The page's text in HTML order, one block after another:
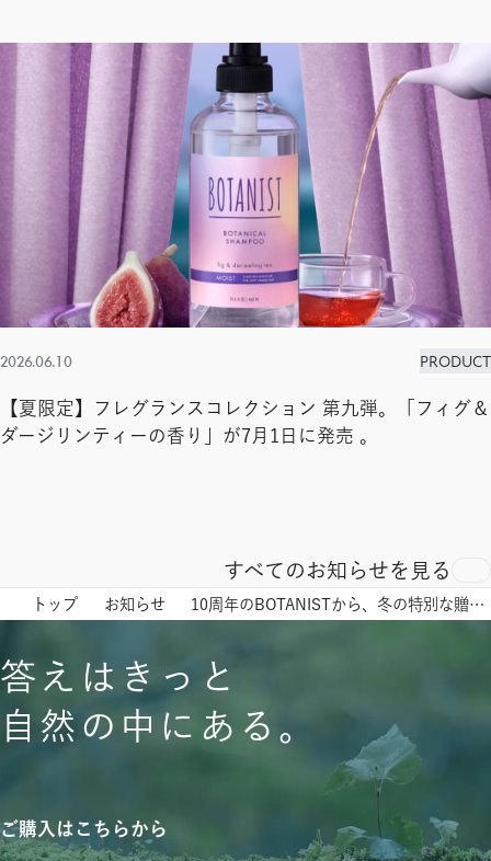
2026.06.10 PRODUCT
【夏限定】フレグランスコレクション 第九弾。「フィグ＆
ダージリンティーの香り」が7月1日に発売 。
すべてのお知らせを見る
トップ お知らせ 10周年のBOTANISTから、冬の特別な贈り物。白樺の枝をアップサイクルしたリードディフューザーを抽選で100名様に。
答えはきっと
自然の中にある。
ご購入はこちらから